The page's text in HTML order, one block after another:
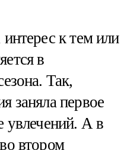
к тем или
в
Так,
заняла первое
увлечений. А в
втором